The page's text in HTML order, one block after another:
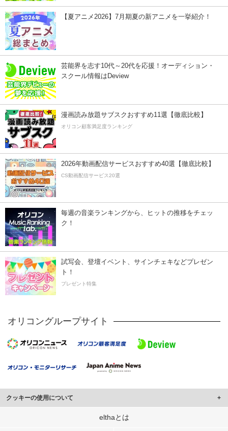
【夏アニメ2026】7月期夏の新アニメを一挙紹介！
芸能界を志す10代～20代を応援！オーディション・
スクール情報はDeview
漫画読み放題サブスクおすすめ11選【徹底比較】
オリコン顧客満足度ランキング
2026年動画配信サービスおすすめ40選【徹底比較】
CS動画配信サービス20選
毎週の音楽ランキングから、ヒットの推移をチェッ
ク！
試写会、登壇イベント、サインチェキなどプレゼン
ト！
プレゼント特集
オリコングループサイト
クッキーの使用について
このサイトでは Cookie を使用して、ユーザーに合わせたコンテンツや広告の
elthaとは